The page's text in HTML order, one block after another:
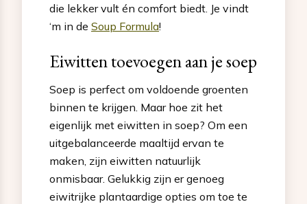
die lekker vult én comfort biedt. Je vindt
‘m in de Soup Formula!
Eiwitten toevoegen aan je soep
Soep is perfect om voldoende groenten
binnen te krijgen. Maar hoe zit het
eigenlijk met eiwitten in soep? Om een
uitgebalanceerde maaltijd ervan te
maken, zijn eiwitten natuurlijk
onmisbaar. Gelukkig zijn er genoeg
eiwitrijke plantaardige opties om toe te